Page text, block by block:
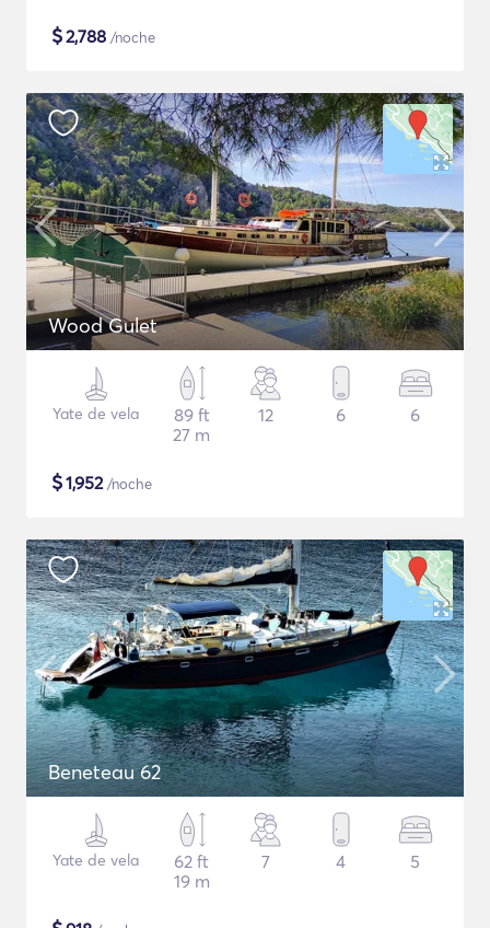
$2,788 /noche
Wood Gulet
Yate de vela
89 ft
27 m
12 6 6
$1,952/noche
Beneteau 62
Yate de vela
62 ft
19 m
7 4 5